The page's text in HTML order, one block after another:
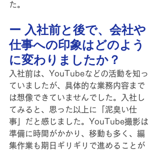
た。
ー 入社前と後で、会社や
仕事への印象はどのよう
に変わりましたか？
入社前は、YouTubeなどの活動を知っ
ていましたが、具体的な業務内容まで
は想像できていませんでした。入社し
てみると、思った以上に「泥臭い仕
事」だと感じました。YouTube撮影は
準備に時間がかかり、移動も多く、編
集作業も期日ギリギリで進めることが